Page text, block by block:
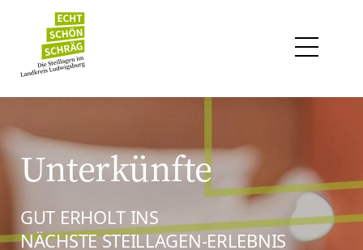
Unterkünfte
GUT ERHOLT INS
NÄCHSTE STEILLAGEN-ERLEBNIS